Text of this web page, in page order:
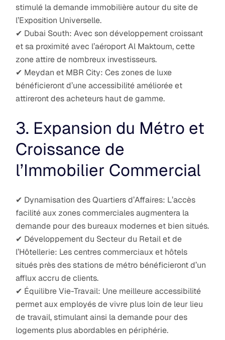
stimulé la demande immobilière autour du site de
l’Exposition Universelle.
✔ Dubai South: Avec son développement croissant
et sa proximité avec l’aéroport Al Maktoum, cette
zone attire de nombreux investisseurs.
✔ Meydan et MBR City: Ces zones de luxe
bénéficieront d’une accessibilité améliorée et
attireront des acheteurs haut de gamme.
3. Expansion du Métro et
Croissance de
l’Immobilier Commercial
✔ Dynamisation des Quartiers d’Affaires: L’accès
facilité aux zones commerciales augmentera la
demande pour des bureaux modernes et bien situés.
✔ Développement du Secteur du Retail et de
l’Hôtellerie: Les centres commerciaux et hôtels
situés près des stations de métro bénéficieront d’un
afflux accru de clients.
✔ Équilibre Vie-Travail: Une meilleure accessibilité
permet aux employés de vivre plus loin de leur lieu
de travail, stimulant ainsi la demande pour des
logements plus abordables en périphérie.